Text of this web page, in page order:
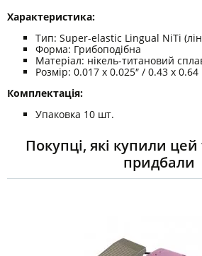
Характеристика:
Тип: Super-elastic Lingual NiTi
Форма: Грибоподібна
Матеріал: нікель-титановий
Розмір: 0.017 x 0.025″ / 0.43 x
Комплектація:
Упаковка 10 шт.
Покупці, які купили
придбали